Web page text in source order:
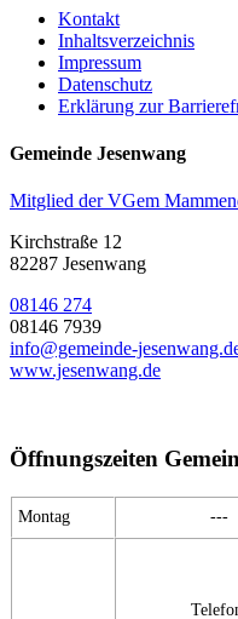
Kontakt
Inhaltsverzeichnis
Impressum
Datenschutz
Erklärung zur
Gemeinde Jesenwang
Mitglied der VGem
Kirchstraße 12
82287 Jesenwang
08146 274
08146 7939
info@gemeinde-
www.jesenwang.de
Öffnungszeiten
Montag ---